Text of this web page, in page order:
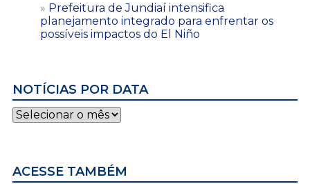
Prefeitura de Jundiaí intensifica
planejamento integrado para enfrentar os
possíveis impactos do El Niño
NOTÍCIAS POR DATA
Notícias
por
ACESSE TAMBÉM